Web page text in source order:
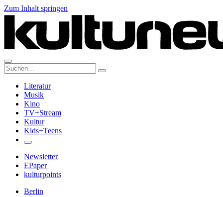
Zum Inhalt springen
Suche:
Literatur
Musik
Kino
TV+Stream
Kultur
Kids+Teens
Newsletter
EPaper
kulturpoints
Berlin